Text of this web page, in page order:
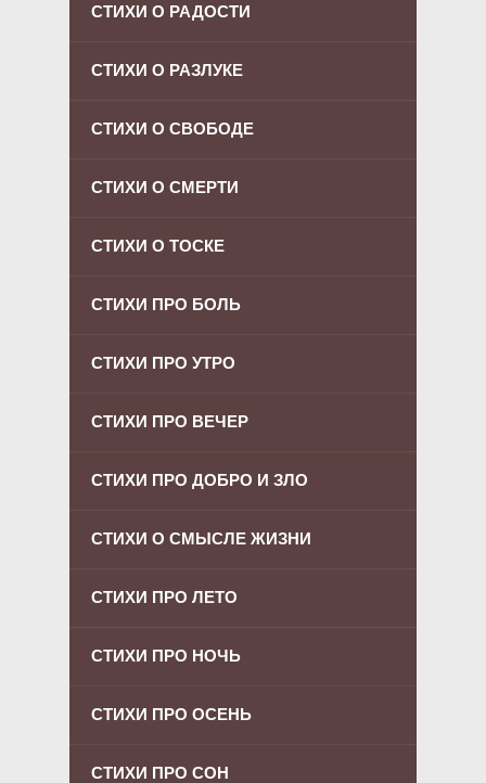
СТИХИ О РАДОСТИ
СТИХИ О РАЗЛУКЕ
СТИХИ О СВОБОДЕ
СТИХИ О СМЕРТИ
СТИХИ О ТОСКЕ
СТИХИ ПРО БОЛЬ
СТИХИ ПРО УТРО
СТИХИ ПРО ВЕЧЕР
СТИХИ ПРО ДОБРО И ЗЛО
СТИХИ О СМЫСЛЕ ЖИЗНИ
СТИХИ ПРО ЛЕТО
СТИХИ ПРО НОЧЬ
СТИХИ ПРО ОСЕНЬ
СТИХИ ПРО СОН